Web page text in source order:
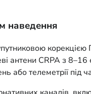
наведення
антени CRPA з
або телеметрії під